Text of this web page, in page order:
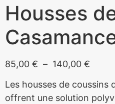
Housses
85,00 € – 140,00 €
Les housses de coussins
offrent une solution